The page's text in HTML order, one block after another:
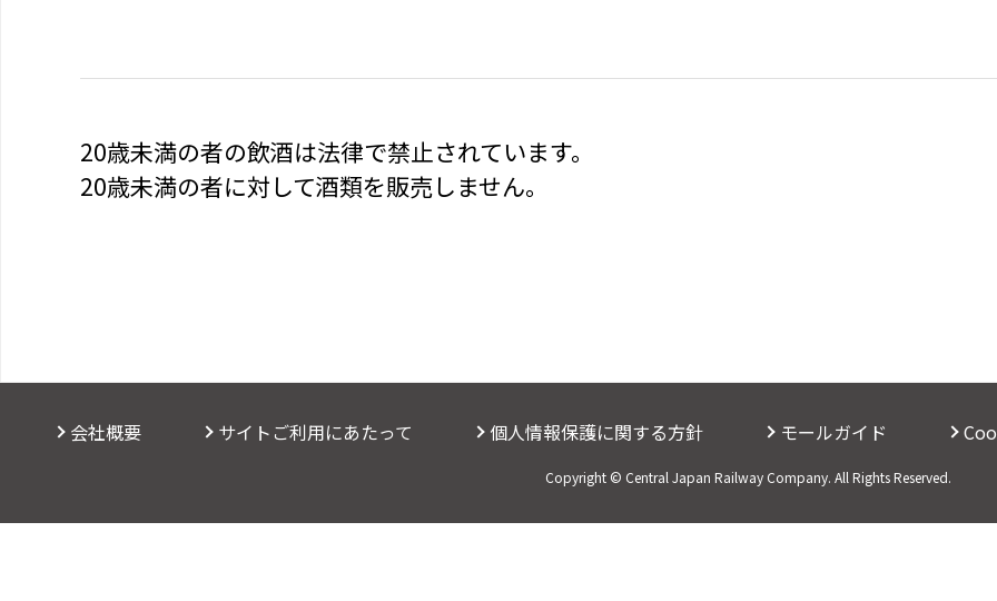
20歳未満の者の飲酒は法律で禁止されています。
20歳未満の者に対して酒類を販売しません。
会社概要 サイトご利用にあたって 個人情報保護に関する方針 モールガイド
Copyright © Central Japan Railway Company. All Rights Reserved.